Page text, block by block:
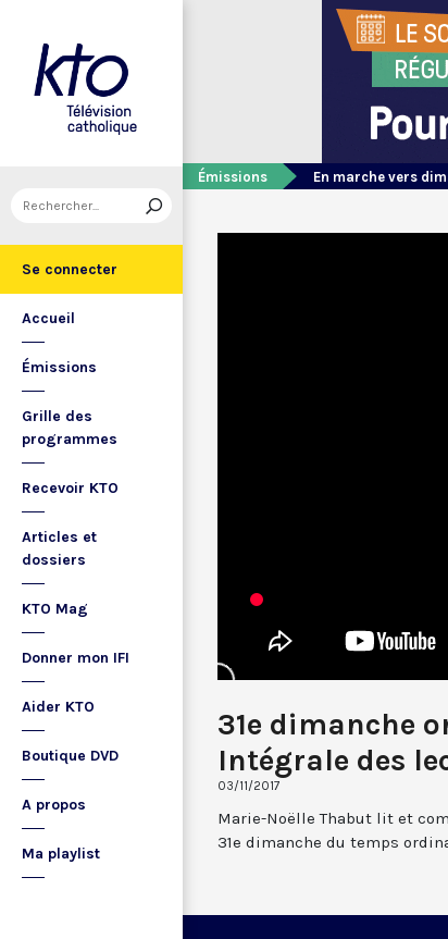
Se connecter
Accueil
Émissions
Grille des
programmes
Recevoir KTO
Articles et
dossiers
KTO Mag
Donner mon IFI
Aider KTO
Boutique DVD
A propos
Ma playlist
Émissions En marche vers
31e dimanche
Intégrale des
03/11/2017
Marie-Noëlle Thabut lit et
31e dimanche du temps